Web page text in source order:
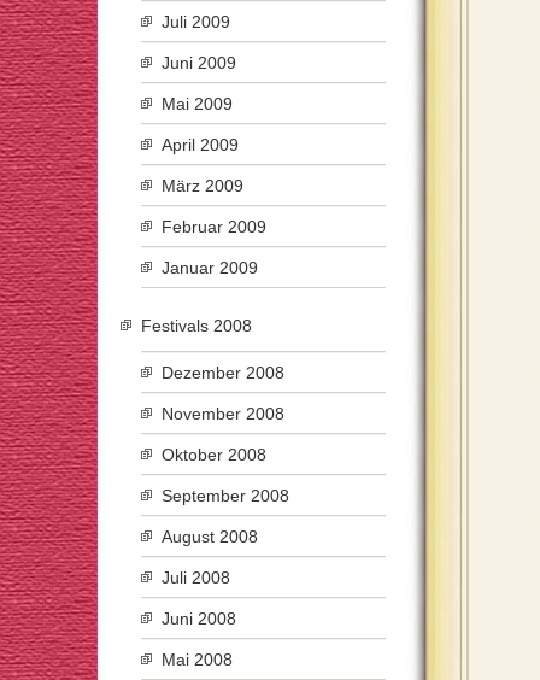
Juli 2009
Juni 2009
Mai 2009
April 2009
März 2009
Februar 2009
Januar 2009
Festivals 2008
Dezember 2008
November 2008
Oktober 2008
September 2008
August 2008
Juli 2008
Juni 2008
Mai 2008